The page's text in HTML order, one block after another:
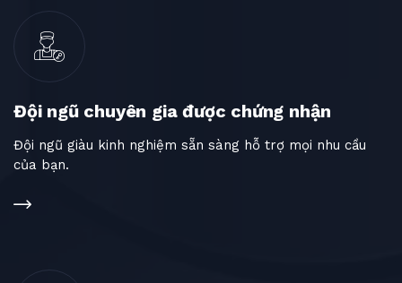
Đội ngũ chuyên gia được chứng nhận
Đội ngũ giàu kinh nghiệm sẵn sàng hỗ trợ mọi nhu cầu
của bạn.